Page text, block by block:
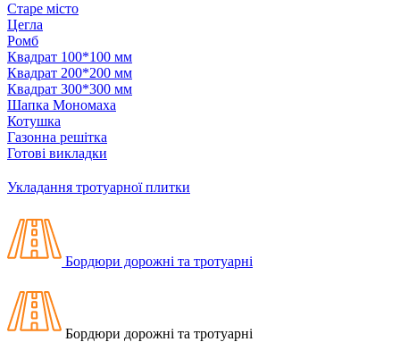
Старе місто
Цегла
Ромб
Квадрат 100*100 мм
Квадрат 200*200 мм
Квадрат 300*300 мм
Шапка Мономаха
Котушка
Газонна решітка
Готові викладки
Укладання тротуарної плитки
Бордюри дорожні та тротуарні
Бордюри дорожні та тротуарні